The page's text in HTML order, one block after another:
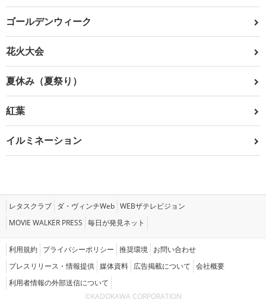
ゴールデンウィーク
花火大会
夏休み（夏祭り）
紅葉
イルミネーション
レタスクラブ ダ・ヴィンチWeb WEBザテレビジョン
MOVIE WALKER PRESS 毎日が発見ネット
利用規約 プライバシーポリシー 推奨環境 お問い合わせ
プレスリリース・情報提供 媒体資料 広告掲載について 会社概要
利用者情報の外部送信について
©KADOKAWA CORPORATION